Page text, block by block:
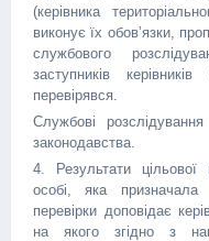
(керівника
виконує їх обов’язки,
службового
заступників
перевірявся.
Службові
законодавства.
4. Результати цільової
особі, яка призначала
перевірки доповідає
на якого згідно з